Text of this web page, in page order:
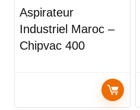
Aspirateur
Industriel Maroc –
Chipvac 400